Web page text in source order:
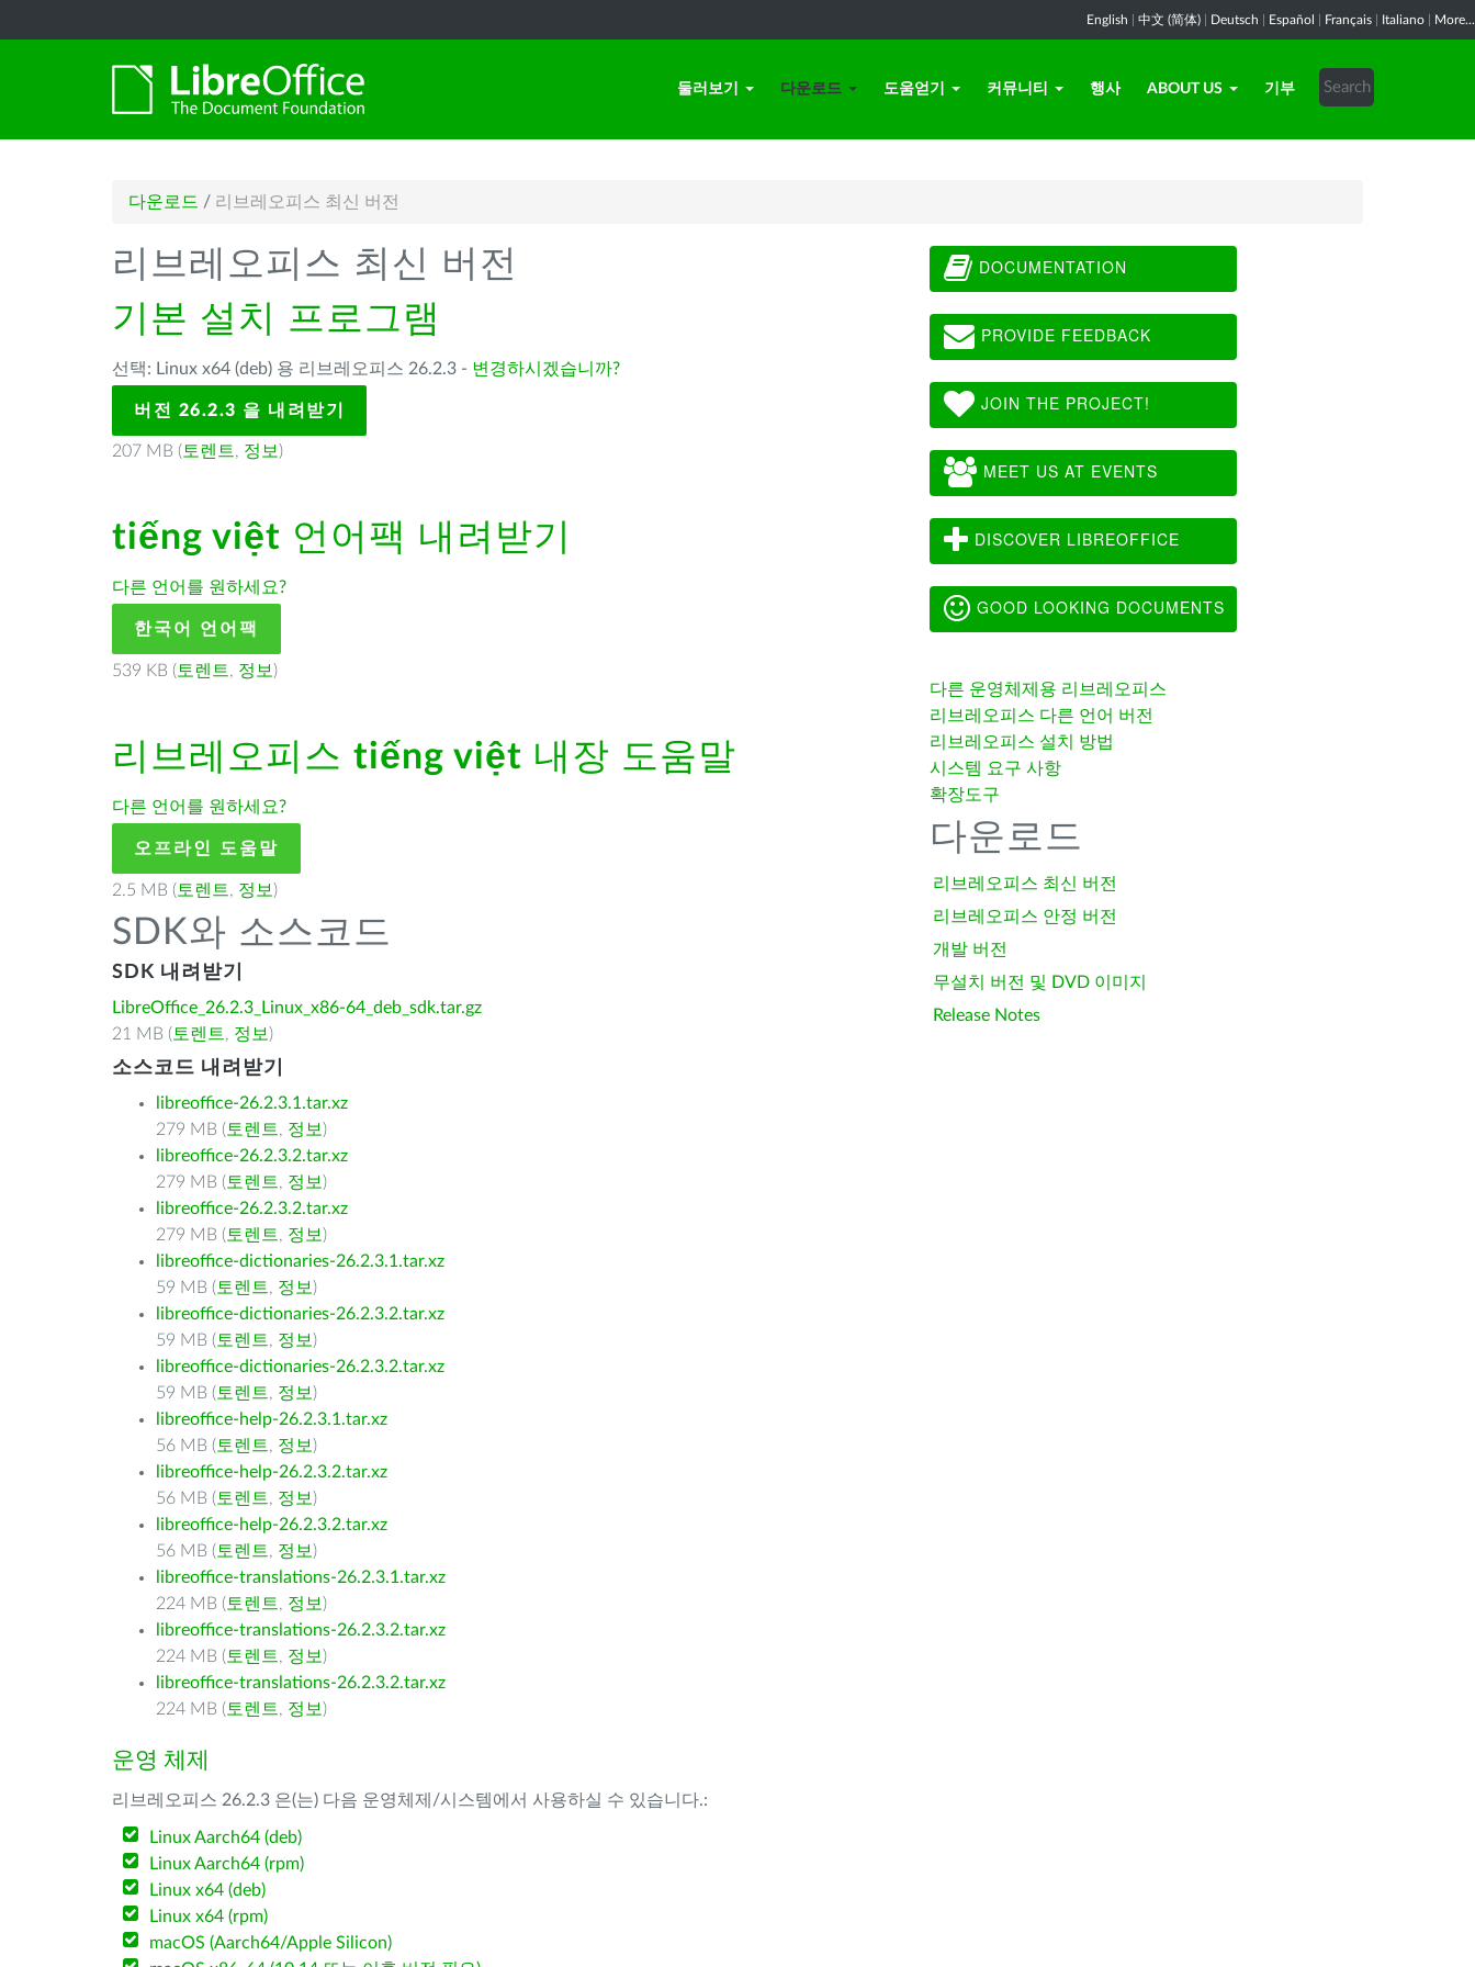
English 中文 (简体) Deutsch Español Français Italiano More...
둘러보기 다운로드 도움얻기 커뮤니티 행사 ABOUT US 기부
다운로드 / 리브레오피스 최신 버전
리브레오피스 최신 버전
기본 설치 프로그램
선택: Linux x64 (deb) 용 리브레오피스 26.2.3 - 변경하시겠습니까?
버전 26.2.3 을 내려받기
207 MB ( 토렌트, 정보 )
tiếng việt 언어팩 내려받기
다른 언어를 원하세요?
한국어 언어팩
539 KB ( 토렌트, 정보 )
리브레오피스 tiếng việt 내장 도움말
다른 언어를 원하세요?
오프라인 도움말
2.5 MB ( 토렌트, 정보 )
SDK와 소스코드
SDK 내려받기
LibreOffice_26.2.3_Linux_x86-64_deb_sdk.tar.gz
21 MB ( 토렌트, 정보 )
소스코드 내려받기
libreoffice-26.2.3.1.tar.xz
279 MB ( 토렌트, 정보 )
libreoffice-26.2.3.2.tar.xz
279 MB ( 토렌트, 정보 )
libreoffice-26.2.3.2.tar.xz
279 MB ( 토렌트, 정보 )
libreoffice-dictionaries-26.2.3.1.tar.xz
59 MB ( 토렌트, 정보 )
libreoffice-dictionaries-26.2.3.2.tar.xz
59 MB ( 토렌트, 정보 )
libreoffice-dictionaries-26.2.3.2.tar.xz
59 MB ( 토렌트, 정보 )
libreoffice-help-26.2.3.1.tar.xz
56 MB ( 토렌트, 정보 )
libreoffice-help-26.2.3.2.tar.xz
56 MB ( 토렌트, 정보 )
libreoffice-help-26.2.3.2.tar.xz
56 MB ( 토렌트, 정보 )
libreoffice-translations-26.2.3.1.tar.xz
224 MB ( 토렌트, 정보 )
libreoffice-translations-26.2.3.2.tar.xz
224 MB ( 토렌트, 정보 )
libreoffice-translations-26.2.3.2.tar.xz
224 MB ( 토렌트, 정보 )
운영 체제
리브레오피스 26.2.3 은(는) 다음 운영체제/시스템에서 사용하실 수 있습니다.:
Linux Aarch64 (deb)
Linux Aarch64 (rpm)
Linux x64 (deb)
Linux x64 (rpm)
macOS (Aarch64/Apple Silicon)
DOCUMENTATION
PROVIDE FEEDBACK
JOIN THE PROJECT!
MEET US AT EVENTS
DISCOVER LIBREOFFICE
GOOD LOOKING DOCUMENTS
다른 운영체제용 리브레오피스
리브레오피스 다른 언어 버전
리브레오피스 설치 방법
시스템 요구 사항
확장도구
다운로드
리브레오피스 최신 버전
리브레오피스 안정 버전
개발 버전
무설치 버전 및 DVD 이미지
Release Notes